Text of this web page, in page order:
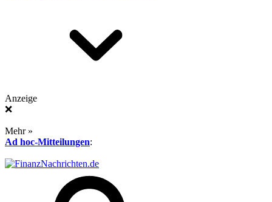
Anzeige
❌
Mehr »
Ad hoc-Mitteilungen: